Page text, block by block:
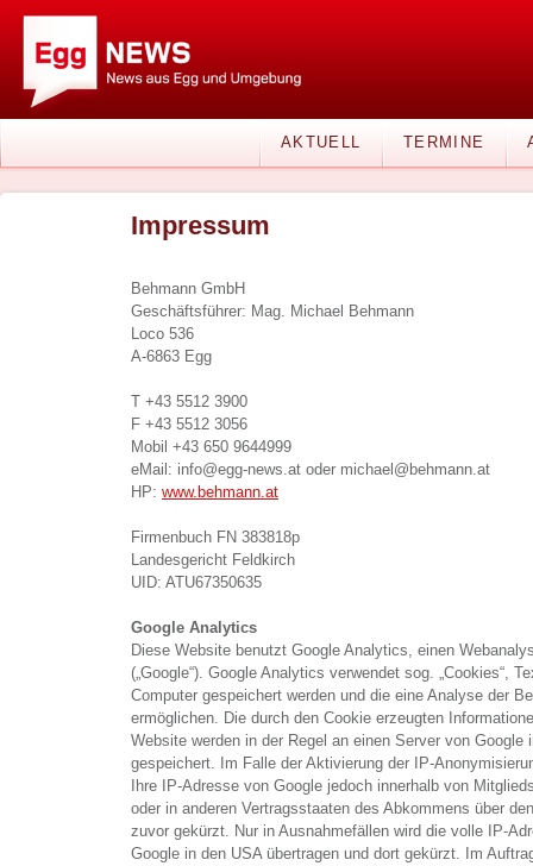
AKTUELL TERMINE
Impressum
Behmann GmbH
Geschäftsführer: Mag. Michael Behmann
Loco 536
A-6863 Egg
T +43 5512 3900
F +43 5512 3056
Mobil +43 650 9644999
eMail: info@egg-news.at oder michael@behmann.at
HP: www.behmann.at
Firmenbuch FN 383818p
Landesgericht Feldkirch
UID: ATU67350635
Google Analytics
Diese Website benutzt Google Analytics, einen
(„Google“). Google Analytics verwendet sog. „Cookies“,
Computer gespeichert werden und die eine Analyse der
ermöglichen. Die durch den Cookie erzeugten
Website werden in der Regel an einen Server von Google
gespeichert. Im Falle der Aktivierung der IP-
Ihre IP-Adresse von Google jedoch innerhalb von
oder in anderen Vertragsstaaten des Abkommens über
zuvor gekürzt. Nur in Ausnahmefällen wird die volle IP-
Google in den USA übertragen und dort gekürzt. Im